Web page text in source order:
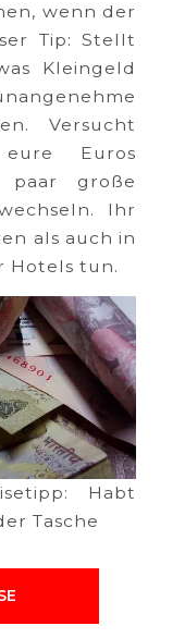
wenn der
Tip: Stellt
Kleingeld
Versucht
Euros
paar große
Ihr
als auch in
Hotels tun.
Habt
Tasche